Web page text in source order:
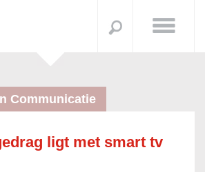
Communicatie
ligt met smart tv